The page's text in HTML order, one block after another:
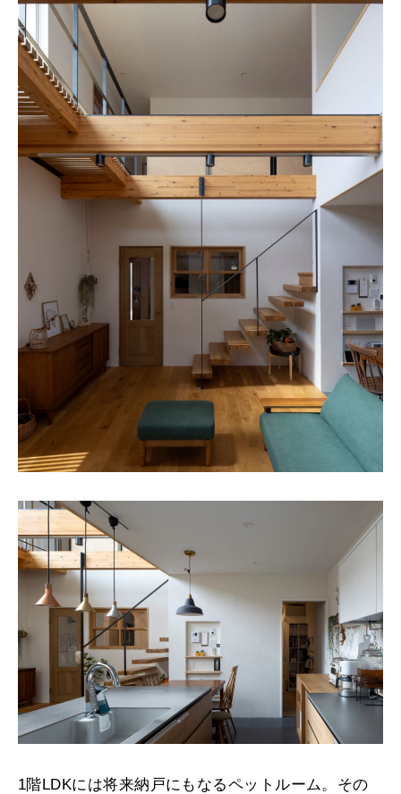
1階LDKには将来納戸にもなるペットルーム。その